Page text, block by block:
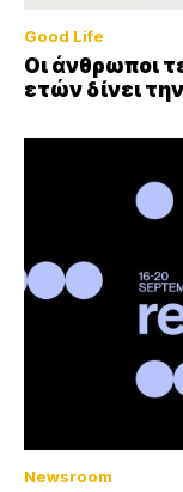
Good Life
Οι άνθρωποι
ετών δίνει
Newsroom